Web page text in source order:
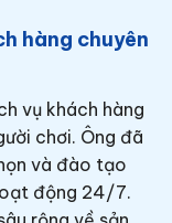
hàng chuyên
vụ khách hàng
chơi. Ông đã
và đào tạo
động 24/7.